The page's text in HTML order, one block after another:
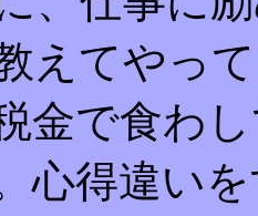
えてやっ
金で食わ
心得違い